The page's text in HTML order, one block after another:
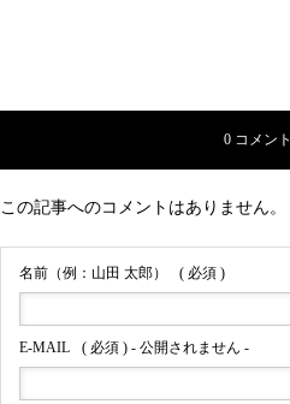
0 コメント
この記事へのコメントはありません。
名前（例：山田 太郎） ( 必須 )
E-MAIL ( 必須 ) - 公開されません -